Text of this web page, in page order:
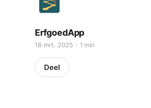
ErfgoedApp
18 mrt. 2025 1 min
Deel